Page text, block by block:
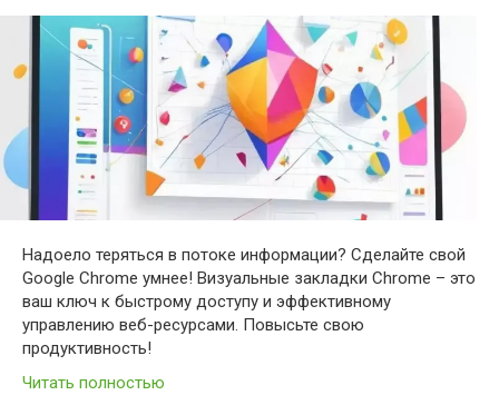
Надоело теряться в потоке информации? Сделайте свой
Google Chrome умнее! Визуальные закладки Chrome – это
ваш ключ к быстрому доступу и эффективному
управлению веб-ресурсами. Повысьте свою
продуктивность!
Читать полностью